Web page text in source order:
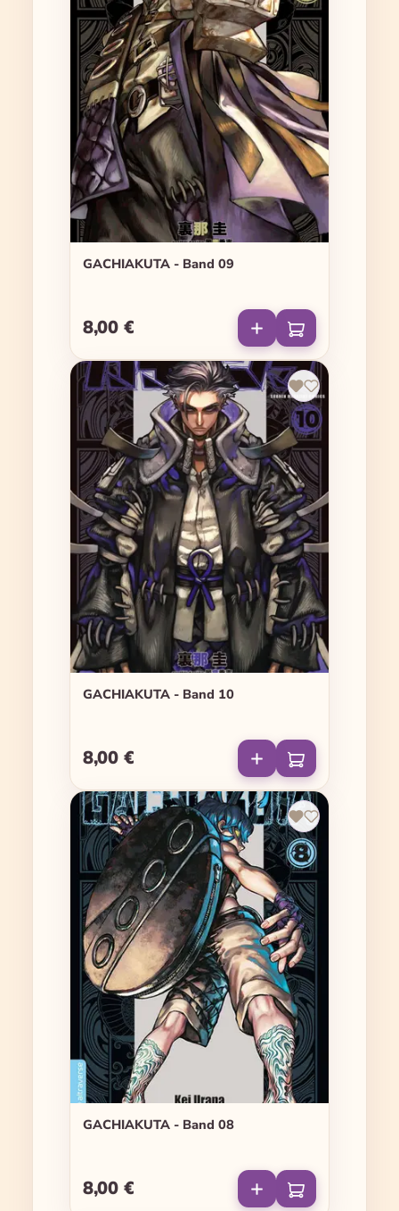
GACHIAKUTA - Band 09
Regulärer Preis:
8,00 €
GACHIAKUTA - Band 10
Regulärer Preis:
8,00 €
GACHIAKUTA - Band 08
Regulärer Preis:
8,00 €